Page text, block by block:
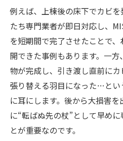
例えば、上棟後の床下でカビ
たち専門業者が即日対応し、
を短期間で完了させたことで
開できた事例もあります。一
物が完成し、引き渡し直前に
張り替える羽目になった…とい
に耳にします。後から大損害
に“転ばぬ先の杖”として早め
とが重要なのです。